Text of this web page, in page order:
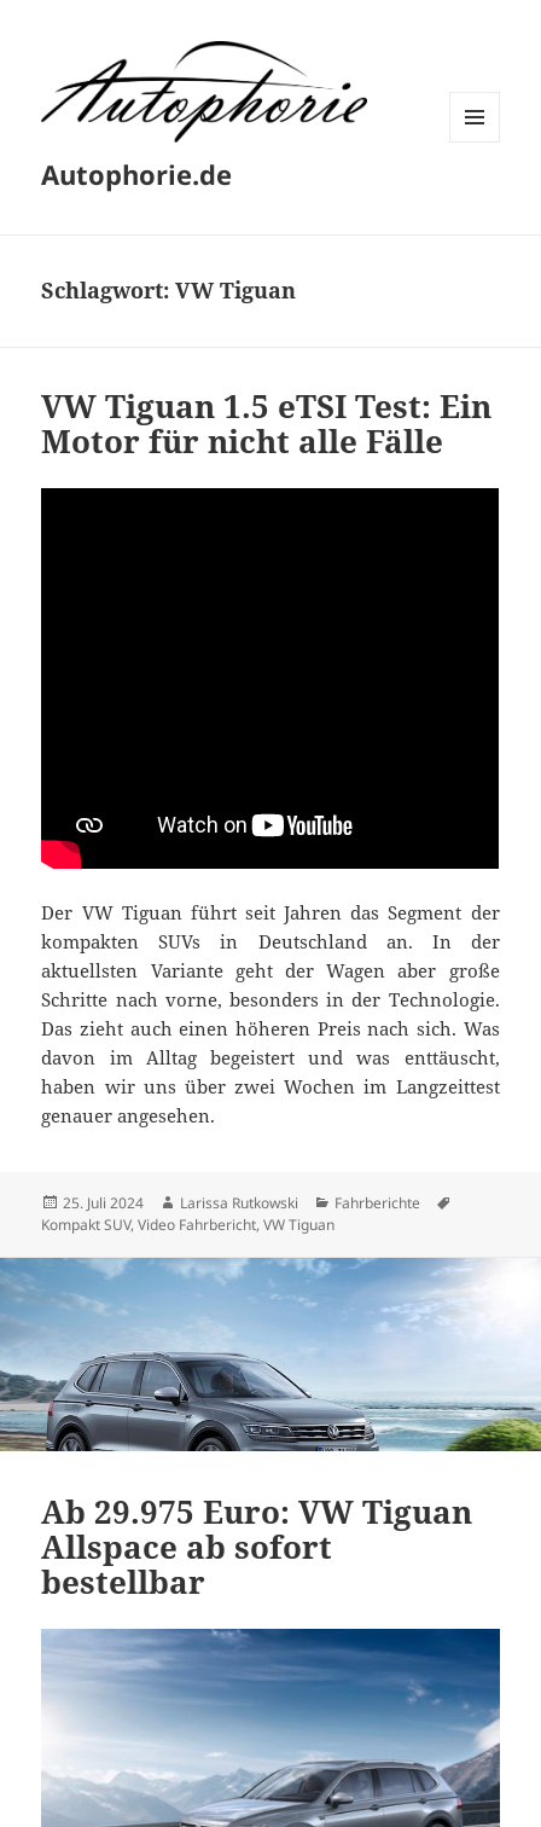
Autophorie.de
Schlagwort:VW Tiguan
VW Tiguan 1.5 eTSI Test: Ein
Motor für nicht alle Fälle
Der VW Tiguan führt seit Jahren das Segment der
kompakten SUVs in Deutschland an. In der
aktuellsten Variante geht der Wagen aber große
Schritte nach vorne, besonders in der Technologie.
Das zieht auch einen höheren Preis nach sich. Was
davon im Alltag begeistert und was enttäuscht,
haben wir uns über zwei Wochen im Langzeittest
genauer angesehen.
Veröffentlicht
am
25. Juli 2024 Autor
Larissa Rutkowski Kategorien
Fahrberichte
Kompakt SUV,Video Fahrbericht,VW Tiguan
Ab 29.975 Euro: VW Tiguan
Allspace ab sofort
bestellbar